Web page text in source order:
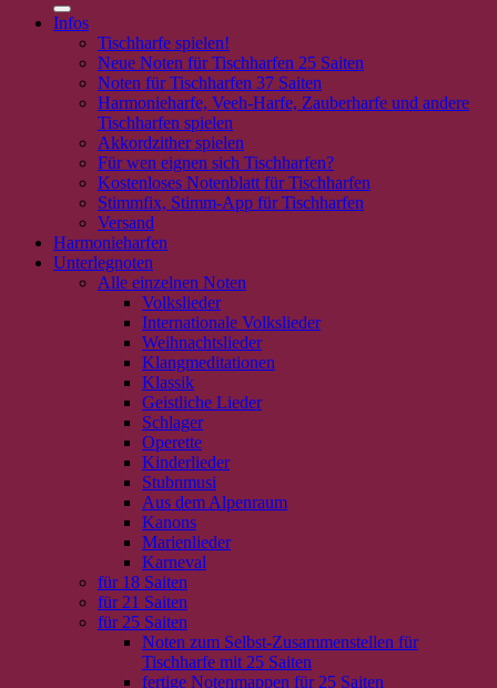
Infos
Tischharfe spielen!
Neue Noten für Tischharfen 25 Saiten
Noten für Tischharfen 37 Saiten
Harmonieharfe, Veeh-Harfe, Zauberharfe und andere
Tischharfen spielen
Akkordzither spielen
Für wen eignen sich Tischharfen?
Kostenloses Notenblatt für Tischharfen
Stimmfix, Stimm-App für Tischharfen
Versand
Harmonieharfen
Unterlegnoten
Alle einzelnen Noten
Volkslieder
Internationale Volkslieder
Weihnachtslieder
Klangmeditationen
Klassik
Geistliche Lieder
Schlager
Operette
Kinderlieder
Stubnmusi
Aus dem Alpenraum
Kanons
Marienlieder
Karneval
für 18 Saiten
für 21 Saiten
für 25 Saiten
Noten zum Selbst-Zusammenstellen für
Tischharfe mit 25 Saiten
fertige Notenmappen für 25 Saiten